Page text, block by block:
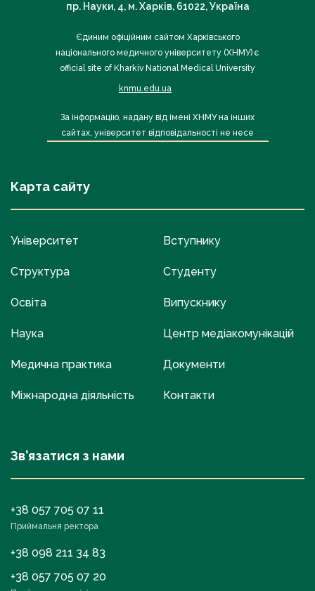
пр. Науки, 4, м. Харків, 61022, Україна
Єдиним офіційним сайтом Харківського
національного медичного університету (ХНМУ) є
official site of Kharkiv National Medical University
knmu.edu.ua
За інформацію, надану від імені ХНМУ на інших
сайтах, університет відповідальності не несе
Карта сайту
Університет
Структура
Освіта
Наука
Медична практика
Міжнародна діяльність
Вступнику
Студенту
Випускнику
Центр медіакомунікацій
Документи
Контакти
Зв’язатися з нами
+38 057 705 07 11
Приймальня ректора
+38 098 211 34 83
+38 057 705 07 20